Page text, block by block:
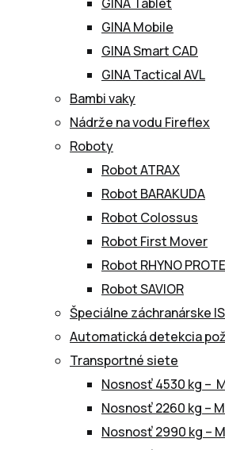
GINA Mobile
GINA Smart CAD
GINA Tactical AVL
Bambi vaky
Nádrže na vodu Fireflex
Roboty
Robot ATRAX
Robot BARAKUDA
Robot Colossus
Robot First Mover
Robot RHYNO
Robot SAVIOR
Špeciálne záchranárske
Automatická detekcia
Transportné siete
Nosnosť 4530 kg –
Nosnosť 2260 kg –
Nosnosť 2990 kg –